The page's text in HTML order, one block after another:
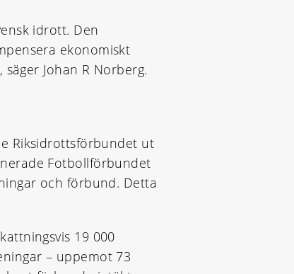
idrott. Den
ekonomiskt
Johan R Norberg.
Riksidrottsförbundet ut
Fotbollförbundet
och förbund. Detta
19 000
– uppemot 73